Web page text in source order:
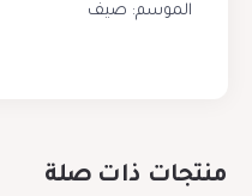
الموسم: صيف
منتجات ذات صلة